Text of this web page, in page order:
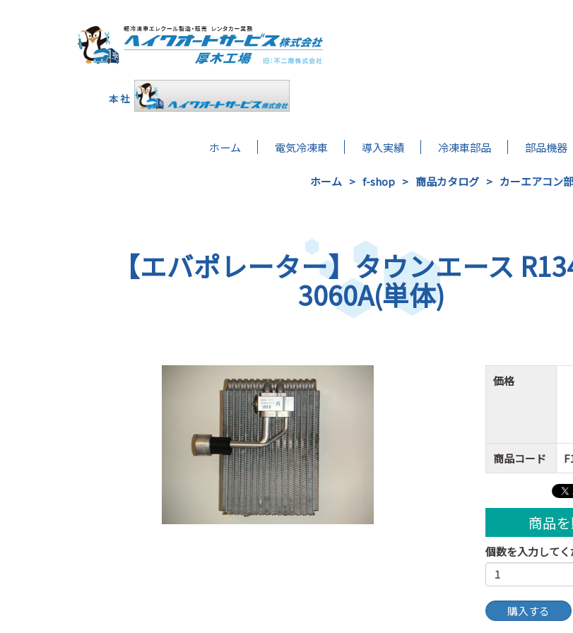
本 社
ホーム 電気冷凍車 導入実績 冷凍車部品 部品機器
ホーム f-shop 商品カタログ カーエアコン
【エバポレーター】タウンエース
3060A(単体)
価格
商品コード
商品
個数を入力して